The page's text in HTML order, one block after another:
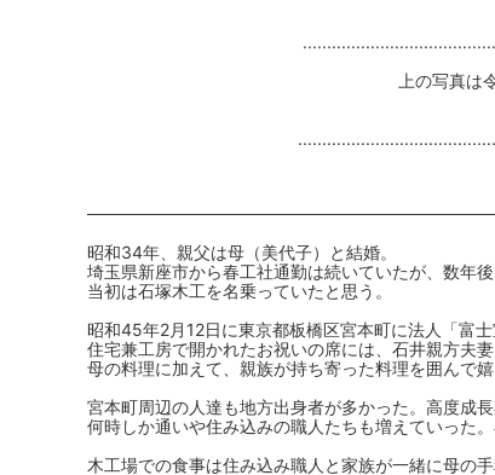
上の写真は
昭和34年、親父は母（美代子）と結婚。
埼玉県新座市から春工社通勤は続いていたが、数年
当初は石塚木工を名乗っていたと思う。
昭和45年2月12日に東京都板橋区宮本町に法人「富士
住宅兼工房で開かれたお祝いの席には、石井親方夫妻
母の料理に加えて、親族が持ち寄った料理を囲んで
宮本町周辺の人達も地方出身者が多かった。高度成
何時しか通いや住み込みの職人たちも増えていった
木工場での食事は住み込み職人と家族が一緒に母の手